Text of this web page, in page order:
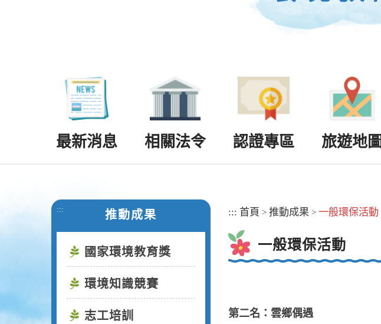
最新消息 相關法令 認證專區 旅遊地圖
::: 推動成果
國家環境教育獎
環境知識競賽
志工培訓
::: 首頁 > 推動成果 > 一般環保活動
一般環保活動
第二名：雲鄉偶遇